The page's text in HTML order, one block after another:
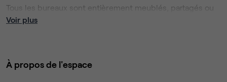
Tous les bureaux sont entièrement meublés, partagés ou
privés avec accès aux salles de réunions et au parking.
Idéalement situé, dans la ville, proche de tout les
Voir plus
À propos de l'espace